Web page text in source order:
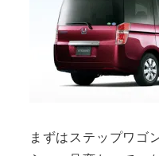
まずはステップワゴ